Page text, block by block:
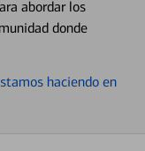
abordar los
donde
haciendo en